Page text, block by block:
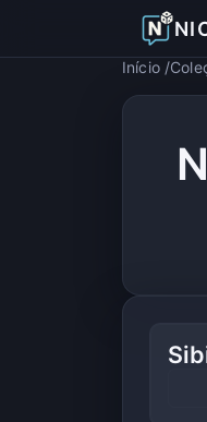
Início